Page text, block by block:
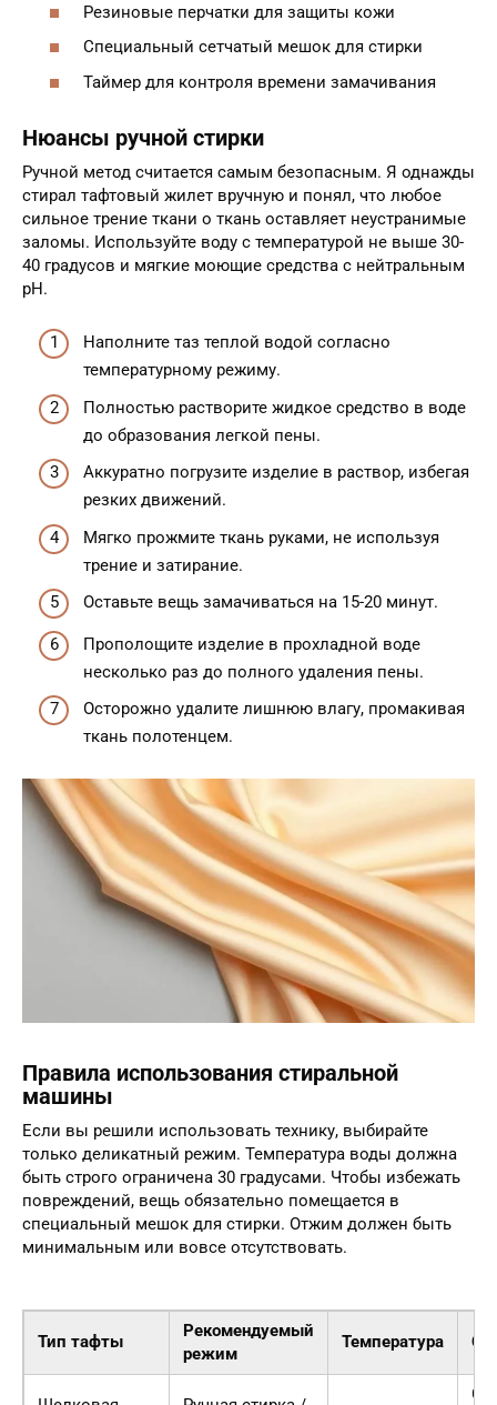
Резиновые перчатки для защиты кожи
Специальный сетчатый мешок для стирки
Таймер для контроля времени замачивания
Нюансы ручной стирки
Ручной метод считается самым безопасным. Я однажды
стирал тафтовый жилет вручную и понял, что любое
сильное трение ткани о ткань оставляет неустранимые
заломы. Используйте воду с температурой не выше 30-
40 градусов и мягкие моющие средства с нейтральным
pH.
Наполните таз теплой водой согласно
температурному режиму.
Полностью растворите жидкое средство в воде
до образования легкой пены.
Аккуратно погрузите изделие в раствор, избегая
резких движений.
Мягко прожмите ткань руками, не используя
трение и затирание.
Оставьте вещь замачиваться на 15-20 минут.
Прополощите изделие в прохладной воде
несколько раз до полного удаления пены.
Осторожно удалите лишнюю влагу, промакивая
ткань полотенцем.
Правила использования стиральной
машины
Если вы решили использовать технику, выбирайте
только деликатный режим. Температура воды должна
быть строго ограничена 30 градусами. Чтобы избежать
повреждений, вещь обязательно помещается в
специальный мешок для стирки. Отжим должен быть
минимальным или вовсе отсутствовать.
Тип тафты
Рекомендуемый
режим
Температура